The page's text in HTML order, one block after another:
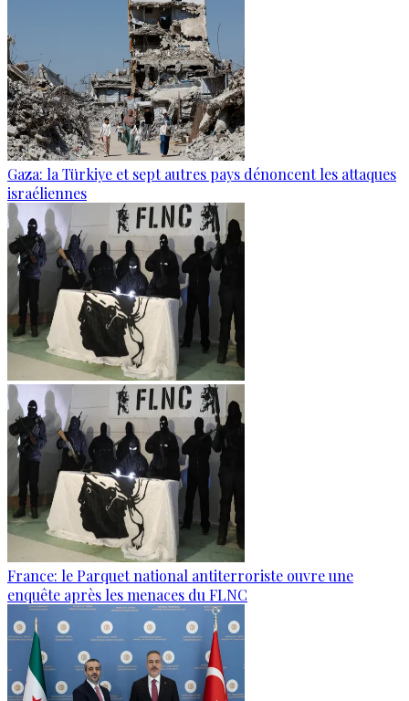
Gaza: la Türkiye et sept autres pays dénoncent les attaques
israéliennes
France: le Parquet national antiterroriste ouvre une
enquête après les menaces du FLNC